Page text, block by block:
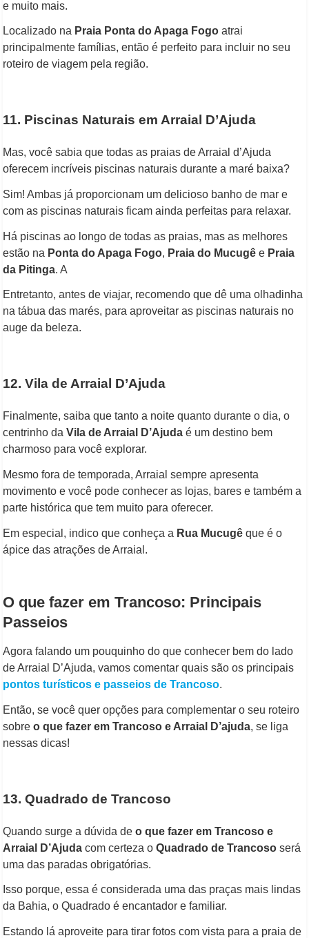
e muito mais.
Localizado na Praia Ponta do Apaga Fogo atrai
principalmente famílias, então é perfeito para incluir no seu
roteiro de viagem pela região.
11. Piscinas Naturais em Arraial D’Ajuda
Mas, você sabia que todas as praias de Arraial d’Ajuda
oferecem incríveis piscinas naturais durante a maré baixa?
Sim! Ambas já proporcionam um delicioso banho de mar e
com as piscinas naturais ficam ainda perfeitas para relaxar.
Há piscinas ao longo de todas as praias, mas as melhores
estão na Ponta do Apaga Fogo, Praia do Mucugê e Praia
da Pitinga. A
Entretanto, antes de viajar, recomendo que dê uma olhadinha
na tábua das marés, para aproveitar as piscinas naturais no
auge da beleza.
12. Vila de Arraial D’Ajuda
Finalmente, saiba que tanto a noite quanto durante o dia, o
centrinho da Vila de Arraial D’Ajuda é um destino bem
charmoso para você explorar.
Mesmo fora de temporada, Arraial sempre apresenta
movimento e você pode conhecer as lojas, bares e também a
parte histórica que tem muito para oferecer.
Em especial, indico que conheça a Rua Mucugê que é o
ápice das atrações de Arraial.
O que fazer em Trancoso: Principais
Passeios
Agora falando um pouquinho do que conhecer bem do lado
de Arraial D’Ajuda, vamos comentar quais são os principais
pontos turísticos e passeios de Trancoso.
Então, se você quer opções para complementar o seu roteiro
sobre o que fazer em Trancoso e Arraial D’ajuda, se liga
nessas dicas!
13. Quadrado de Trancoso
Quando surge a dúvida de o que fazer em Trancoso e
Arraial D’Ajuda com certeza o Quadrado de Trancoso será
uma das paradas obrigatórias.
Isso porque, essa é considerada uma das praças mais lindas
da Bahia, o Quadrado é encantador e familiar.
Estando lá aproveite para tirar fotos com vista para a praia de